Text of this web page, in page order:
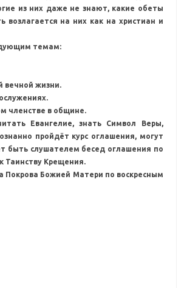
из них даже не знают, какие обеты
возлагается на них как на христиан и
темам:
вечной жизни.
членстве в общине.
Евангелие, знать Символ Веры,
пройдёт курс оглашения, могут
быть слушателем бесед оглашения по
Таинству Крещения.
Покрова Божией Матери по воскресным